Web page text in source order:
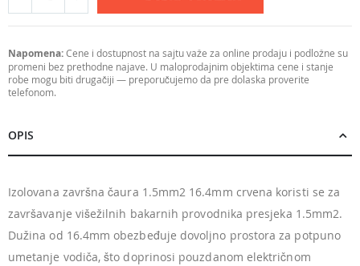
Napomena:Cene i dostupnost na sajtu važe za online prodaju i podložne su
promeni bez prethodne najave. U maloprodajnim objektima cene i stanje
robe mogu biti drugačiji — preporučujemo da pre dolaska proverite
telefonom.
OPIS
Izolovana završna čaura 1.5mm2 16.4mm crvena koristi se za
završavanje višežilnih bakarnih provodnika presjeka 1.5mm2.
Dužina od 16.4mm obezbeđuje dovoljno prostora za potpuno
umetanje vodiča, što doprinosi pouzdanom električnom